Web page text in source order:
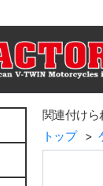
関連付けら
トップ